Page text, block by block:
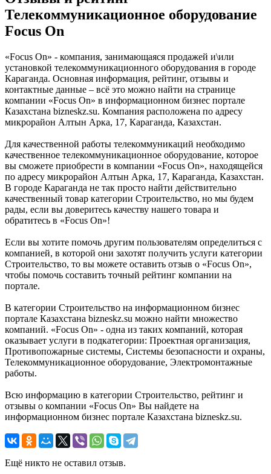
Телекоммуникационное оборудование
Focus On
«Focus On» - компания, занимающаяся продажей и\или
установкой телекоммуникационного оборудования в городе
Караганда. Основная информация, рейтинг, отзывы и
контактные данные – всё это можно найти на странице
компании «Focus On» в информационном бизнес портале
Казахстана bizneskz.su. Компания расположена по адресу
микрорайон Алтын Арка, 17, Караганда, Казахстан.
Для качественной работы телекоммуникаций необходимо
качественное телекоммуникационное оборудование, которое
вы сможете приобрести в компании «Focus On», находящейся
по адресу микрорайон Алтын Арка, 17, Караганда, Казахстан.
В городе Караганда не так просто найти действительно
качественный товар категории Строительство, но мы будем
рады, если вы доверитесь качеству нашего товара и
обратитесь в «Focus On»!
Если вы хотите помочь другим пользователям определиться с
компанией, в которой они захотят получить услуги категории
Строительство, то вы можете оставить отзыв о «Focus On»,
чтобы помочь составить точный рейтинг компании на
портале.
В категории Строительство на информационном бизнес
портале Казахстана bizneskz.su можно найти множество
компаний. «Focus On» - одна из таких компаний, которая
оказывает услуги в подкатегории: Проектная организация,
Противопожарные системы, Системы безопасности и охраны,
Телекоммуникационное оборудование, Электромонтажные
работы.
Всю информацию в категории Строительство, рейтинг и
отзывы о компании «Focus On» Вы найдете на
информационном бизнес портале Казахстана bizneskz.su.
Ещё никто не оставил отзыв.